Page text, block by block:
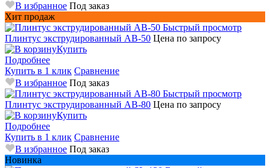
В избранное Под заказ
Хит продаж
Быстрый просмотр
Плинтус экструдированный AB-50 Цена по запросу
Купить
Подробнее
Купить в 1 клик Сравнение
В избранное Под заказ
Быстрый просмотр
Плинтус экструдированный AB-80 Цена по запросу
Купить
Подробнее
Купить в 1 клик Сравнение
В избранное Под заказ
Новинка